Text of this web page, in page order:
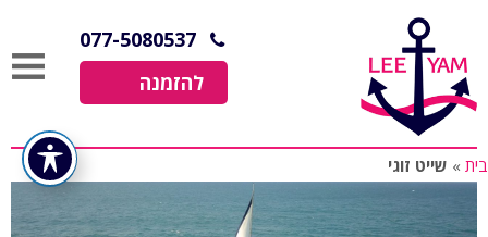
077-5080537
להזמנה
בית » שייט זוגי